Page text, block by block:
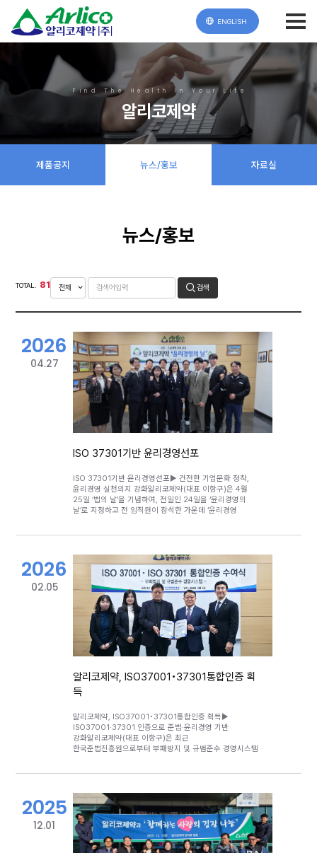
ENGLISH
Find The Health In Your Life
알리코제약
제품공지 뉴스/홍보 자료실
뉴스/홍보
TOTAL. 81 검색
2026
04.27
ISO 37301기반 윤리경영선포
ISO 37301기반 윤리경영선포▶ 건전한 기업문화 정착,
윤리경영 실천의지 강화알리코제약(대표 이항구)은 4월
25일 ‘법의 날’을 기념하여, 전일인 24일을 ‘윤리경영의
날’로 지정하고 전 임직원이 참석한 가운데 ‘윤리경영
ISO 37301 규범준수 경영시스템 인증을 바탕으로,
체계적이고 실질적인 준법 시스템을 내재화하겠다는 강력한
의지를 대내외에 알리는 데 초점을 맞췄다.특히 임직원들은
선서를 통해 법과 규정 준수, 공정하고 투명한 업무 수행,
부패 및 위법행위 근절, 이해관계자와의 신뢰 구축 등을 주요
내용으로 하는 윤리경영 실천을 다짐했다.이항구 대표는
“윤리경영은 지속가능한 성장을 위한 필수 조건”이라며,
“글로벌 표준에 부합하는 ISO 37301규범준수
경영시스템을 기반으로 모든 임직원이 높은 윤리적 가치를
공유함으로써 사회적 신뢰를 받는 제약기업으로
거듭나겠다”고 강조했다.알리코제약은 이 행사에 앞선 2월
‘ISO37001·37301’ 통합인증을 획득 했으며 향후 정기적인
컴플라이언스 교육과 상시 모니터링 시스템을 강화하여
투명한 경영 환경을 조성하고, 이를 통해 ESG 경영을 실천해
2026
02.05
알리코제약, ISO37001•37301통합인증 획
득
알리코제약, ISO37001•37301통합인증 획득▶
ISO37001·37301 인증으로 준법·윤리경영 기반
강화알리코제약(대표 이항구)은 최근
한국준법진흥원으로부터 부패방지 및 규범준수 경영시스템
국제표준으로, ISO37001 보다 더 확대되고 포괄적인 상위
개념의 규범으로 부패방지 뿐만 아니라 조직의 법규 준수와
윤리적 책임을 체계적으로 관리 하는 등 조직 전반의 준법·
윤리경영 문화를 정착하기 위한 경영시스템 요구사항을 담고
있다.알리코제약은 지난 2024년 2월 부패방지경영시스템
국제표준 ‘ISO37001’ 인증을 획득한 바 있으며 이후
2025
12.01